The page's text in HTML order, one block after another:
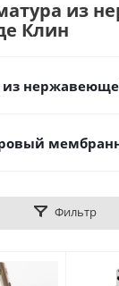
из
Клин
Фильтр